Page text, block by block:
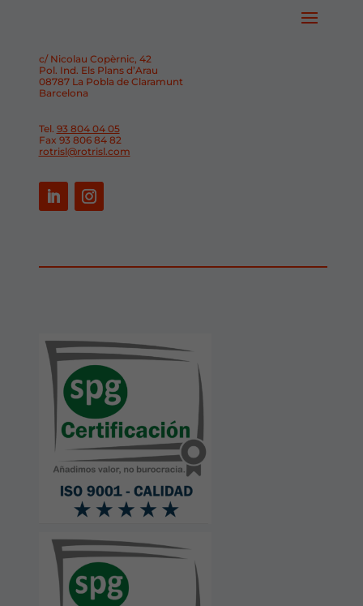
c/ Nicolau Copèrnic, 42
Pol. Ind. Els Plans d’Arau
08787 La Pobla de Claramunt
Barcelona
Tel. 93 804 04 05
Fax 93 806 84 82
rotrisl@rotrisl.com